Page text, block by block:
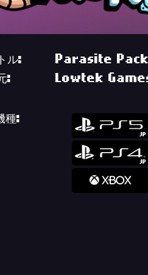
ル:
Parasite
:
Lowtek
種: